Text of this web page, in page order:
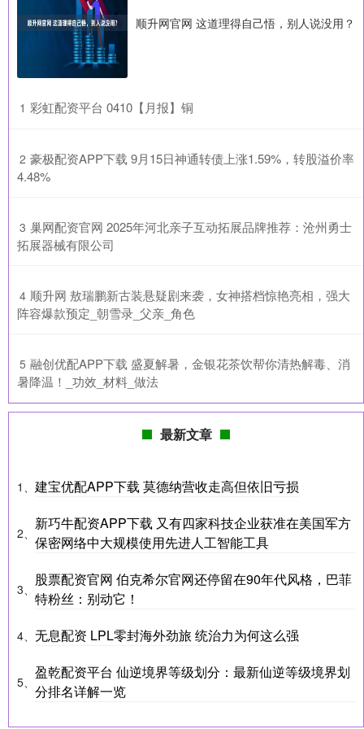
顺升网官网 这道理得自己悟，别人说没用？
1 ​彩虹配资平台 0410【月报】铜
2 ​豪极配资APP下载 9月15日神通转债上涨1.59%，转股溢价率
4.48%
3 ​巢网配资官网 2025年河北亲子互动拓展品牌推荐：沧州勇士
拓展器械有限公司
4 ​顺升网 敖瑞鹏新古装悬疑剧来袭，女神搭档惊艳亮相，强大
阵容爆款预定_朝雪录_父亲_角色
5 ​融创优配APP下载 盛夏解暑，金银花茶饮帮你清热解毒、消
暑降温！_功效_材料_做法
最新文章
1、 建宝优配APP下载 莫德纳营收走高但依旧亏损
2、
新巧牛配资APP下载 又有四家科技企业获准在美国军方
保密网络中大规模使用先进人工智能工具
3、
股票配资官网 伯克希尔官网还停留在90年代风格，巴菲
特粉丝：别动它！
4、 无息配资 LPL零封海外劲旅 统治力为何这么强
5、
盈乾配资平台 仙逆境界等级划分：最新仙逆等级境界划
分排名详解一览